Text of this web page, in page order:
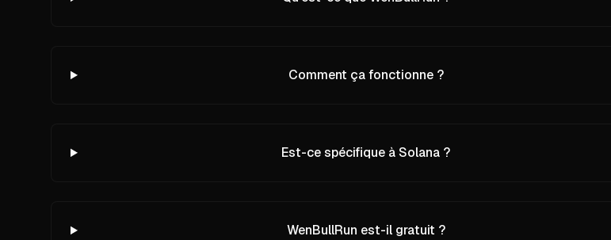
Comment ça fonctionne ?
Est-ce spécifique à Solana ?
WenBullRun est-il gratuit ?